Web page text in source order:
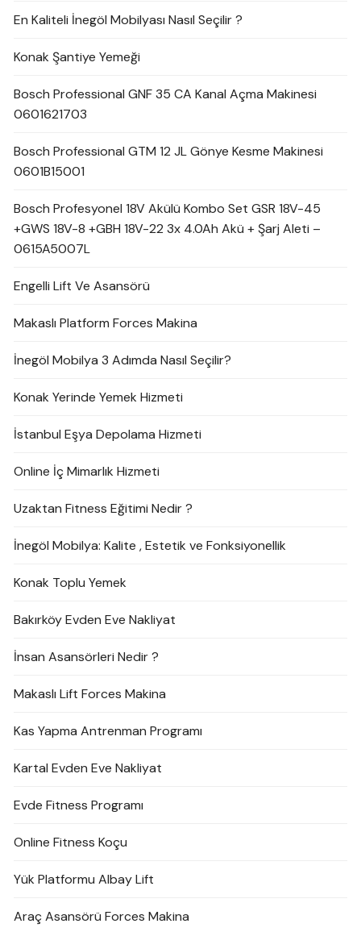
En Kaliteli İnegöl Mobilyası Nasıl Seçilir ?
Konak Şantiye Yemeği
Bosch Professional GNF 35 CA Kanal Açma Makinesi
0601621703
Bosch Professional GTM 12 JL Gönye Kesme Makinesi
0601B15001
Bosch Profesyonel 18V Akülü Kombo Set GSR 18V-45
+GWS 18V-8 +GBH 18V-22 3x 4.0Ah Akü + Şarj Aleti –
0615A5007L
Engelli Lift Ve Asansörü
Makaslı Platform Forces Makina
İnegöl Mobilya 3 Adımda Nasıl Seçilir?
Konak Yerinde Yemek Hizmeti
İstanbul Eşya Depolama Hizmeti
Online İç Mimarlık Hizmeti
Uzaktan Fitness Eğitimi Nedir ?
İnegöl Mobilya: Kalite , Estetik ve Fonksiyonellik
Konak Toplu Yemek
Bakırköy Evden Eve Nakliyat
İnsan Asansörleri Nedir ?
Makaslı Lift Forces Makina
Kas Yapma Antrenman Programı
Kartal Evden Eve Nakliyat
Evde Fitness Programı
Online Fitness Koçu
Yük Platformu Albay Lift
Araç Asansörü Forces Makina